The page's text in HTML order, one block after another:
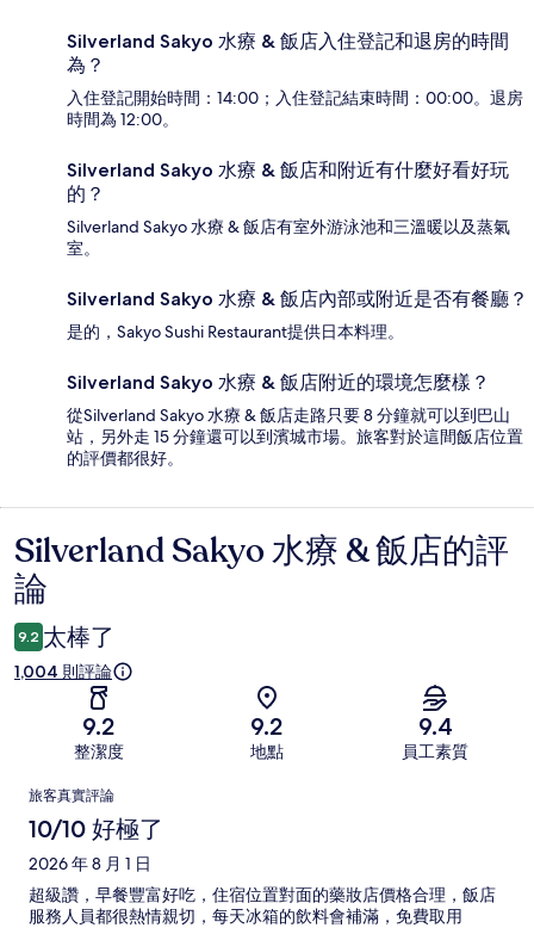
Silverland Sakyo 水療 & 飯店入住登記和退房的時間
為？
入住登記開始時間：14:00；入住登記結束時間：00:00。退房
時間為 12:00。
Silverland Sakyo 水療 & 飯店和附近有什麼好看好玩
的？
Silverland Sakyo 水療 & 飯店有室外游泳池和三溫暖以及蒸氣
室。
Silverland Sakyo 水療 & 飯店內部或附近是否有餐廳？
是的，Sakyo Sushi Restaurant提供日本料理。
Silverland Sakyo 水療 & 飯店附近的環境怎麼樣？
從Silverland Sakyo 水療 & 飯店走路只要 8 分鐘就可以到巴山
站，另外走 15 分鐘還可以到濱城市場。旅客對於這間飯店位置
的評價都很好。
評
論
Silverland Sakyo 水療 & 飯店的評
論
9.2 太棒了
1,004 則評論
9.2
整潔度
9.2
地點
9.4
員工素質
評
論
旅客真實評論
10/10 好極了
2026 年 8 月 1 日
超級讚，早餐豐富好吃，住宿位置對面的藥妝店價格合理，飯店
服務人員都很熱情親切，每天冰箱的飲料會補滿，免費取用